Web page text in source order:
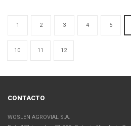
1 2 3 4 5
10 11 12
CONTACTO
WOSLEN AGROVIAL S.A.